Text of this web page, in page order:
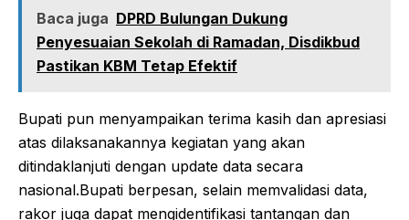
Baca juga DPRD Bulungan Dukung
Penyesuaian Sekolah di Ramadan, Disdikbud
Pastikan KBM Tetap Efektif
Bupati pun menyampaikan terima kasih dan apresiasi
atas dilaksanakannya kegiatan yang akan
ditindaklanjuti dengan update data secara
nasional.Bupati berpesan, selain memvalidasi data,
rakor juga dapat mengidentifikasi tantangan dan